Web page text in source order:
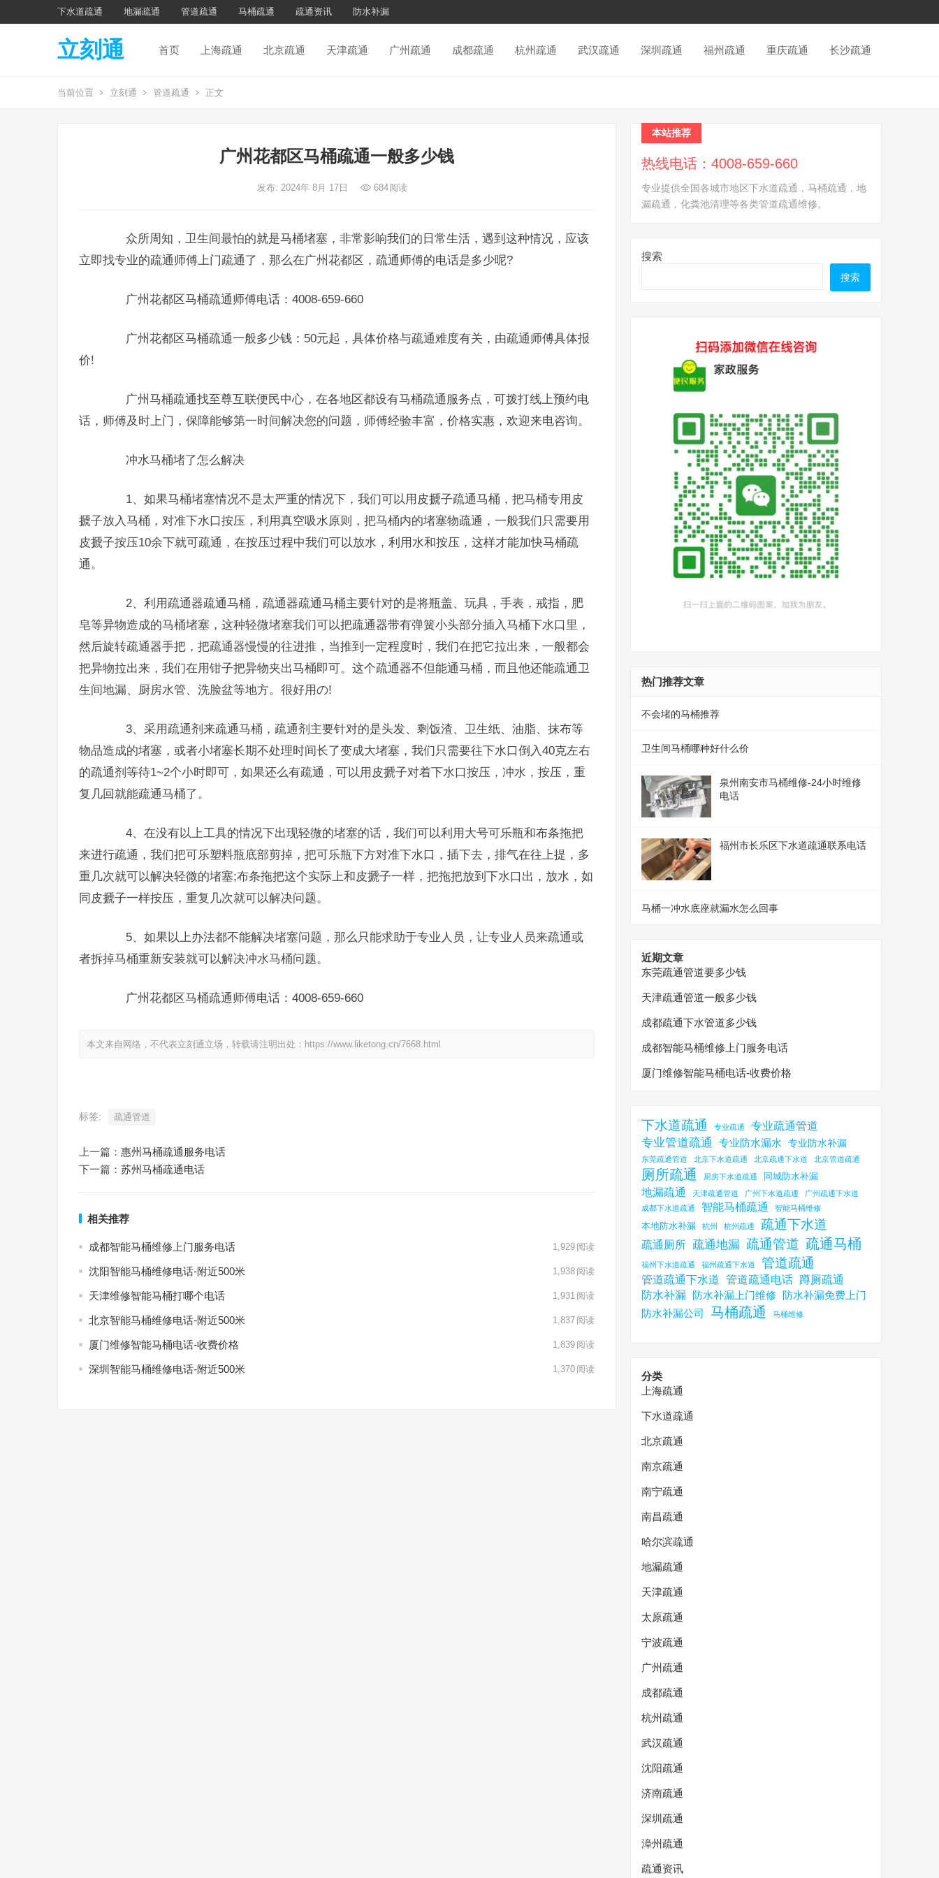
下水道疏通 地漏疏通 管道疏通 马桶疏通 疏通资讯 防水补漏
立刻通 首页 上海疏通 北京疏通 天津疏通 广州疏通 成都疏通 杭州疏通 武汉疏通 深圳疏通 福州疏通 重庆疏通 长沙疏通
当前位置 立刻通 管道疏通 正文
广州花都区马桶疏通一般多少钱
发布: 2024年 8月 17日 684阅读
众所周知，卫生间最怕的就是马桶堵塞，非常影响我们的日常生活，遇到这种情况，应该
立即找专业的疏通师傅上门疏通了，那么在广州花都区，疏通师傅的电话是多少呢?
广州花都区马桶疏通师傅电话：4008-659-660
广州花都区马桶疏通一般多少钱：50元起，具体价格与疏通难度有关，由疏通师傅具体报
价!
广州马桶疏通找至尊互联便民中心，在各地区都设有马桶疏通服务点，可拨打线上预约电
话，师傅及时上门，保障能够第一时间解决您的问题，师傅经验丰富，价格实惠，欢迎来电咨询。
冲水马桶堵了怎么解决
1、如果马桶堵塞情况不是太严重的情况下，我们可以用皮搋子疏通马桶，把马桶专用皮
搋子放入马桶，对准下水口按压，利用真空吸水原则，把马桶内的堵塞物疏通，一般我们只需要用
皮搋子按压10余下就可疏通，在按压过程中我们可以放水，利用水和按压，这样才能加快马桶疏
通。
2、利用疏通器疏通马桶，疏通器疏通马桶主要针对的是将瓶盖、玩具，手表，戒指，肥
皂等异物造成的马桶堵塞，这种轻微堵塞我们可以把疏通器带有弹簧小头部分插入马桶下水口里，
然后旋转疏通器手把，把疏通器慢慢的往进推，当推到一定程度时，我们在把它拉出来，一般都会
把异物拉出来，我们在用钳子把异物夹出马桶即可。这个疏通器不但能通马桶，而且他还能疏通卫
生间地漏、厨房水管、洗脸盆等地方。很好用の!
3、采用疏通剂来疏通马桶，疏通剂主要针对的是头发、剩饭渣、卫生纸、油脂、抹布等
物品造成的堵塞，或者小堵塞长期不处理时间长了变成大堵塞，我们只需要往下水口倒入40克左右
的疏通剂等待1~2个小时即可，如果还么有疏通，可以用皮搋子对着下水口按压，冲水，按压，重
复几回就能疏通马桶了。
4、在没有以上工具的情况下出现轻微的堵塞的话，我们可以利用大号可乐瓶和布条拖把
来进行疏通，我们把可乐塑料瓶底部剪掉，把可乐瓶下方对准下水口，插下去，排气在往上提，多
重几次就可以解决轻微的堵塞;布条拖把这个实际上和皮搋子一样，把拖把放到下水口出，放水，如
同皮搋子一样按压，重复几次就可以解决问题。
5、如果以上办法都不能解决堵塞问题，那么只能求助于专业人员，让专业人员来疏通或
者拆掉马桶重新安装就可以解决冲水马桶问题。
广州花都区马桶疏通师傅电话：4008-659-660
本文来自网络，不代表立刻通立场，转载请注明出处：https://www.liketong.cn/7668.html
标签: 疏通管道
上一篇： 惠州马桶疏通服务电话
下一篇： 苏州马桶疏通电话
相关推荐
成都智能马桶维修上门服务电话 1,929 阅读
沈阳智能马桶维修电话-附近500米 1,938 阅读
天津维修智能马桶打哪个电话 1,931 阅读
北京智能马桶维修电话-附近500米 1,837 阅读
厦门维修智能马桶电话-收费价格 1,839 阅读
深圳智能马桶维修电话-附近500米 1,370 阅读
本站推荐
热线电话：4008-659-660
专业提供全国各城市地区下水道疏通，马桶疏通，地
漏疏通，化粪池清理等各类管道疏通维修。
搜索
搜索
热门推荐文章
不会堵的马桶推荐
卫生间马桶哪种好什么价
泉州南安市马桶维修-24小时维修
电话
福州市长乐区下水道疏通联系电话
马桶一冲水底座就漏水怎么回事
近期文章
东莞疏通管道要多少钱
天津疏通管道一般多少钱
成都疏通下水管道多少钱
成都智能马桶维修上门服务电话
厦门维修智能马桶电话-收费价格
下水道疏通 专业疏通 专业疏通管道
专业管道疏通 专业防水漏水 专业防水补漏
东莞疏通管道 北京下水道疏通 北京疏通下水道 北京管道疏通
厕所疏通 厨房下水道疏通 同城防水补漏
地漏疏通 天津疏通管道 广州下水道疏通
广州疏通下水道
成都下水道疏通
智能马桶疏通 智能马桶维修
本地防水补漏 杭州 杭州疏通 疏通下水道
疏通厕所 疏通地漏 疏通管道 疏通马桶
福州下水道疏通 福州疏通下水道 管道疏通
管道疏通下水道 管道疏通电话 蹲厕疏通
防水补漏 防水补漏上门维修
防水补漏免费上门
防水补漏公司
马桶疏通 马桶维修
分类
上海疏通
下水道疏通
北京疏通
南京疏通
南宁疏通
南昌疏通
哈尔滨疏通
地漏疏通
天津疏通
太原疏通
宁波疏通
广州疏通
成都疏通
杭州疏通
武汉疏通
沈阳疏通
济南疏通
深圳疏通
漳州疏通
疏通资讯